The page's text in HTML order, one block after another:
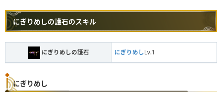
にぎりめしの護石のスキル
にぎりめしの護石 にぎりめしLv.1
にぎりめし